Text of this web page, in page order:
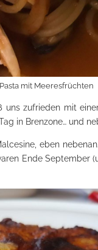
mit Meeresfrüchten
uns zufrieden mit
in Brenzone… und
eben
Ende September